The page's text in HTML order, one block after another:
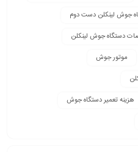
جوش لینکلن دست دوم
دستگاه جوش لینکلن
موتور جوش
هزینه تعمیر دستگاه جوش